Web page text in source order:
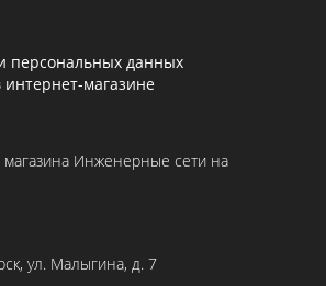
персональных данных
магазине
, ул. Малыгина, д. 7